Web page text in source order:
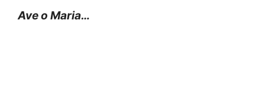
Ave o Maria…